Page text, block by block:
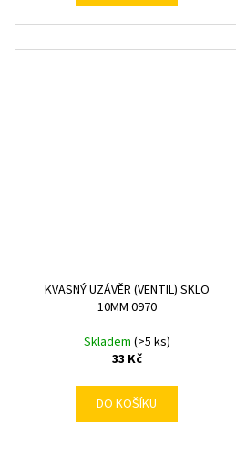
KVASNÝ UZÁVĚR (VENTIL) SKLO
10MM 0970
Skladem (>5 ks)
33 Kč
DO KOŠÍKU